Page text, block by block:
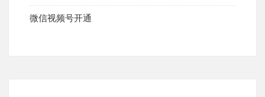
微信视频号开通